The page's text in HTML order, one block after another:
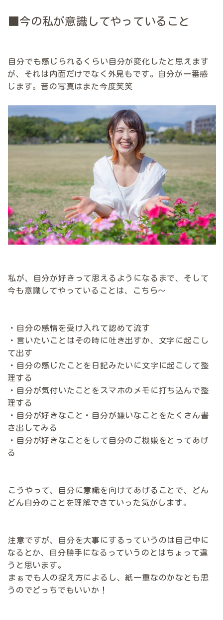
■今の私が意識してやっていること
自分でも感じられるくらい自分が変化したと思えます
が、それは内面だけでなく外見もです。自分が一番感
じます。昔の写真はまた今度笑笑
私が、自分が好きって思えるようになるまで、そして
今も意識してやっていることは、こちら〜
・自分の感情を受け入れて認めて流す
・言いたいことはその時に吐き出すか、文字に起こし
て出す
・自分の感じたことを日記みたいに文字に起こして整
理する
・自分が気付いたことをスマホのメモに打ち込んで整
理する
・自分が好きなこと・自分が嫌いなことをたくさん書
き出してみる
・自分が好きなことをして自分のご機嫌をとってあげ
る
こうやって、自分に意識を向けてあげることで、どん
どん自分のことを理解できていった気がします。
注意ですが、自分を大事にするっていうのは自己中に
なるとか、自分勝手になるっていうのとはちょって違
うと思います。
まぁでも人の捉え方によるし、紙一重なのかなとも思
うのでどっちでもいいか！